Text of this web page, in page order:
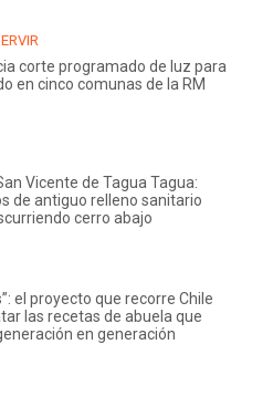
corte programado de luz para
en cinco comunas de la RM
Vicente de Tagua Tagua:
de antiguo relleno sanitario
cerro abajo
el proyecto que recorre Chile
las recetas de abuela que
en generación